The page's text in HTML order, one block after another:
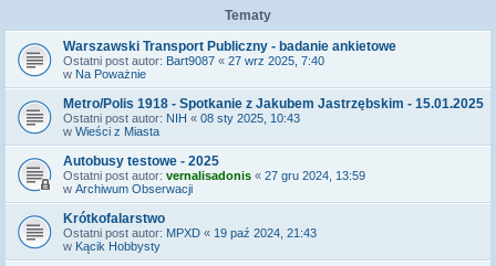
Tematy
Warszawski Transport Publiczny - badanie ankietowe
Ostatni post autor: Bart9087 « 27 wrz 2025, 7:40
w Na Poważnie
Metro/Polis 1918 - Spotkanie z Jakubem Jastrzębskim - 15.01.2025
Ostatni post autor: NIH « 08 sty 2025, 10:43
w Wieści z Miasta
Autobusy testowe - 2025
Ostatni post autor: vernalisadonis « 27 gru 2024, 13:59
w Archiwum Obserwacji
Krótkofalarstwo
Ostatni post autor: MPXD « 19 paź 2024, 21:43
w Kącik Hobbysty